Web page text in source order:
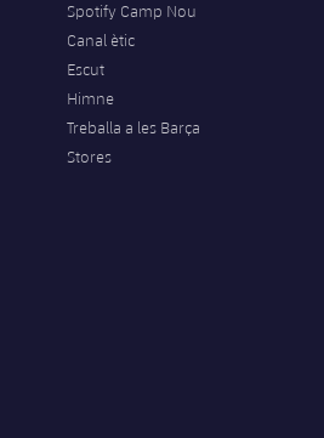
Spotify Camp Nou
Canal ètic
Escut
Himne
Treballa a les Barça
Stores